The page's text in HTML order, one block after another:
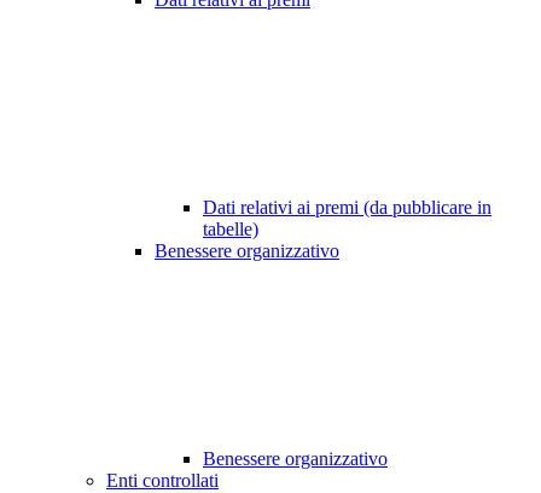
Dati relativi ai premi (da pubblicare in
tabelle)
Benessere organizzativo
Benessere organizzativo
Enti controllati